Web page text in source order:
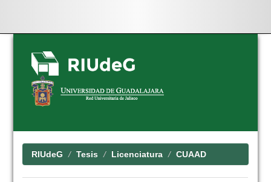
Skip
navigation
RIUdeG Tesis Licenciatura CUAAD